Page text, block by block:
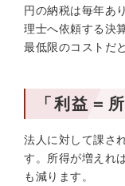
円の納税は毎年あ
理士へ依頼する決
最低限のコストだ
「利益＝
法人に対して課さ
す。所得が増えれ
も減ります。